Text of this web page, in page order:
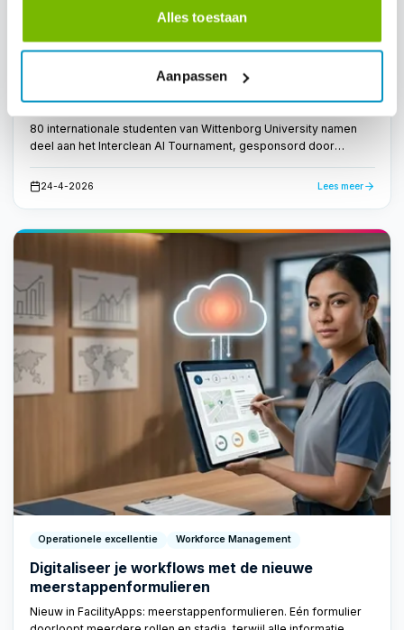
Alles toestaan
Aanpassen
AI Tournament op Interclean 2026: jong talent
ontmoet de toekomst van schoonmaak
80 internationale studenten van Wittenborg University namen
deel aan het Interclean AI Tournament, gesponsord door
schoonmaakbranche — bewijs dat de toekomst van
schoonmaak slim en datagestuurd is.
24-4-2026 Lees meer
Operationele excellentie Workforce Management
Digitaliseer je workflows met de nieuwe
meerstappenformulieren
Nieuw in FacilityApps: meerstappenformulieren. Eén formulier